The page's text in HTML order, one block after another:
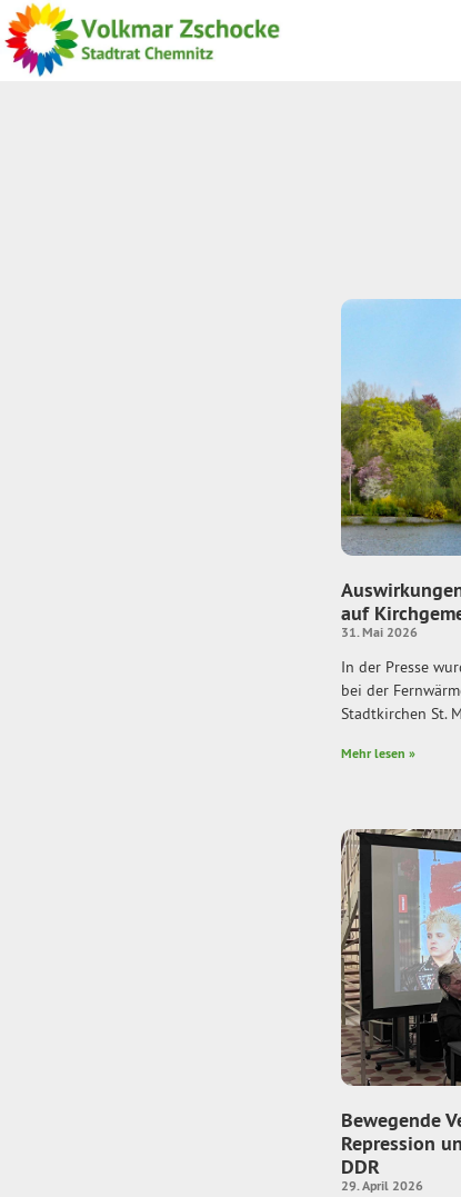
auf
31. Mai 2026
In der Presse
bei der
Stadtkirchen St.
Mehr lesen »
Bewegende
Repression
DDR
29. April 2026